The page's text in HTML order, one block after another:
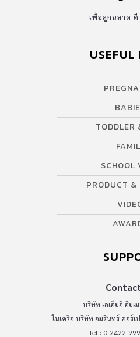
เพื่อลูกฉลาด
USEFUL
TODDLER
SCHOOL
PRODUCT &
บริษัท เอเอ็มอี อิมเ
ในเครือ บริษัท อมรินทร์ คอร์
Tel : 0-2422-